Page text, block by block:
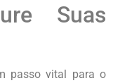
Suas
passo vital para o